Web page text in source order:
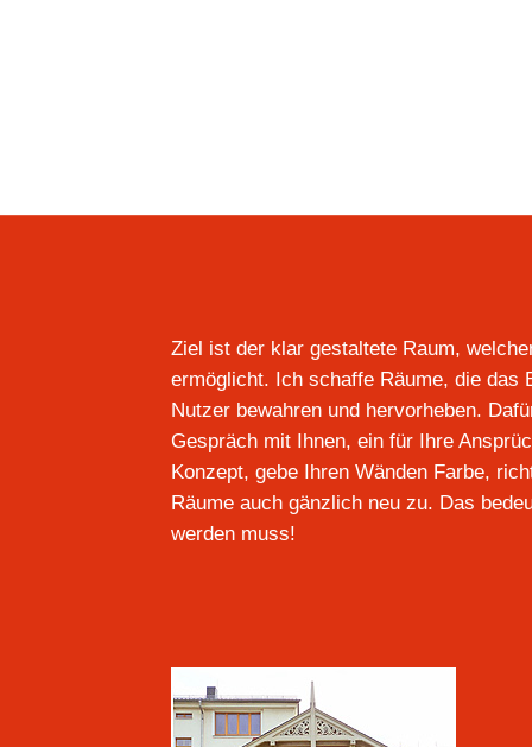
Ziel ist der klar gestaltete Raum,
ermöglicht. Ich schaffe Räume, die das
Nutzer bewahren und hervorheben.
Gespräch mit Ihnen, ein für Ihre
Konzept, gebe Ihren Wänden Farbe,
Räume auch gänzlich neu zu. Das
werden muss!